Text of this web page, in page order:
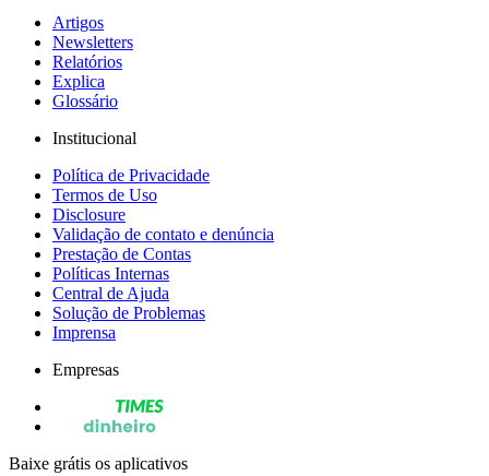
Artigos
Newsletters
Relatórios
Explica
Glossário
Institucional
Política de Privacidade
Termos de Uso
Disclosure
Validação de contato e denúncia
Prestação de Contas
Políticas Internas
Central de Ajuda
Solução de Problemas
Imprensa
Empresas
Baixe grátis os aplicativos